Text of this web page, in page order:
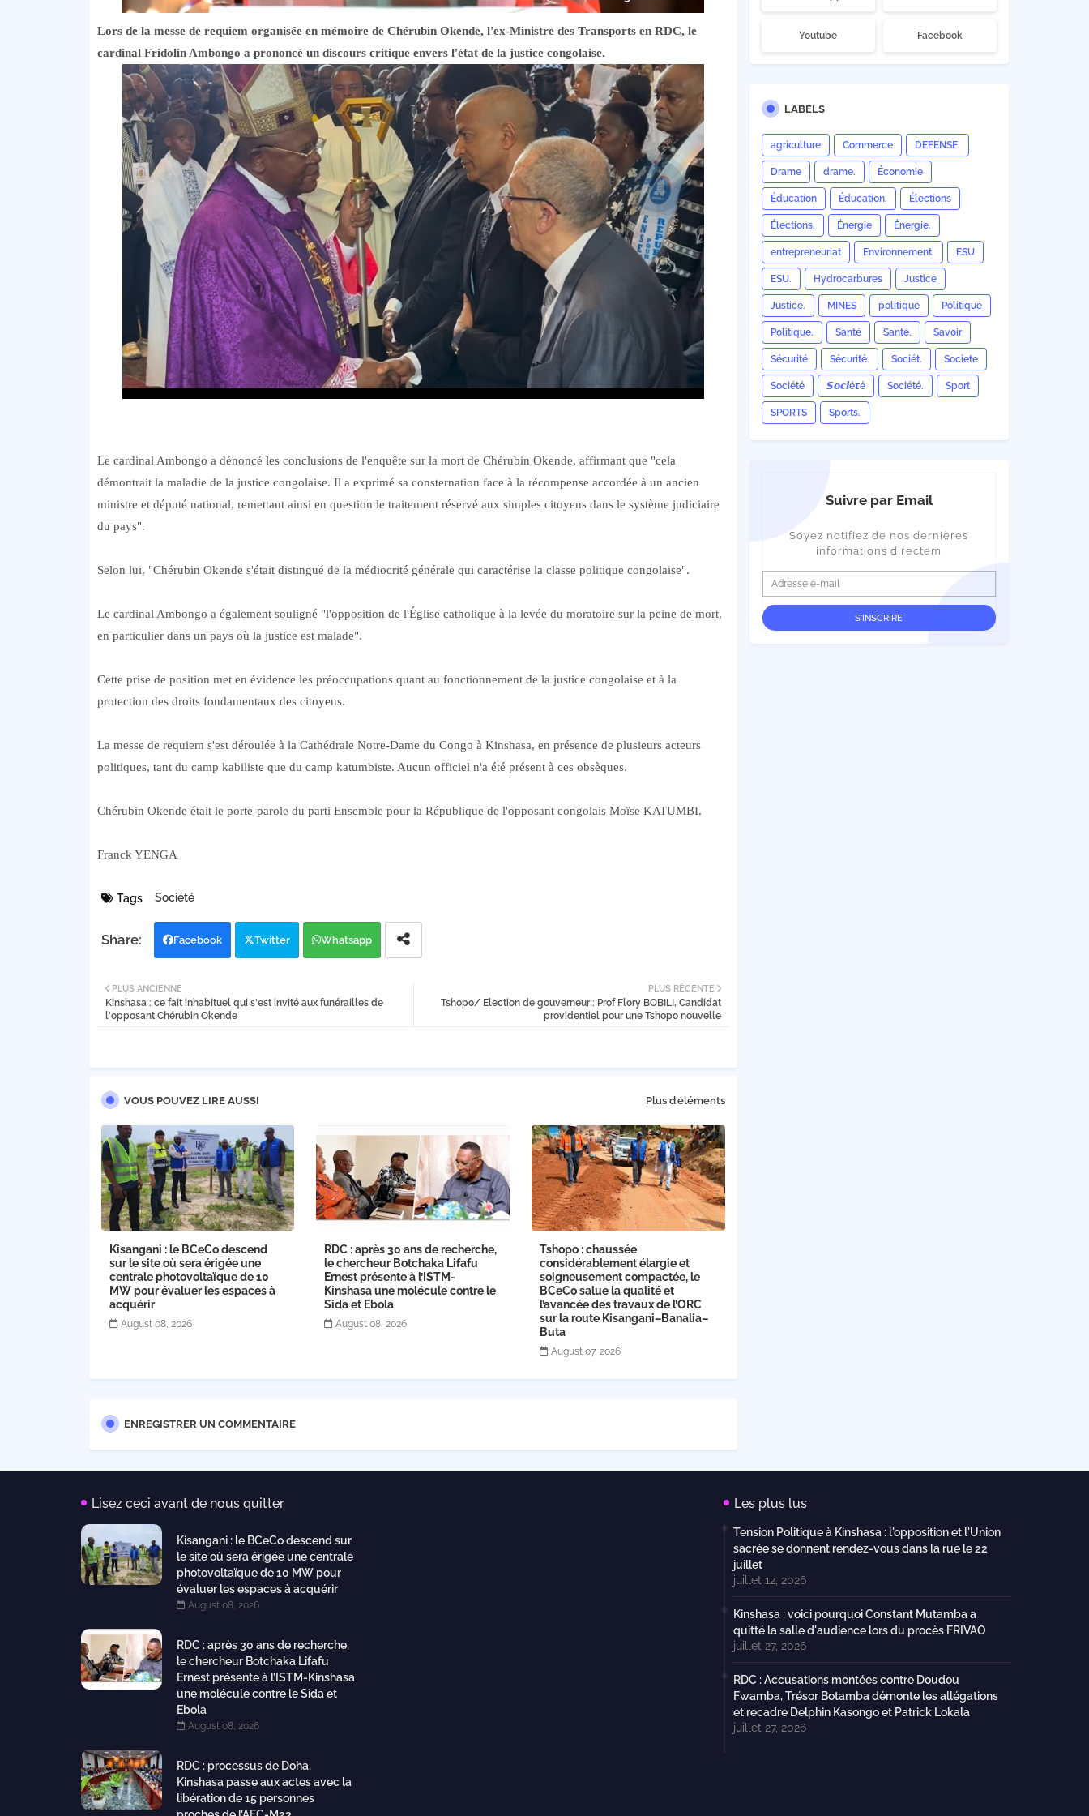
Lors de la messe de requiem organisée en mémoire de Chérubin Okende, l'ex-Ministre des Transports en RDC, le
cardinal Fridolin Ambongo a prononcé un discours critique envers l'état de la justice congolaise.
Le cardinal Ambongo a dénoncé les conclusions de l'enquête sur la mort de Chérubin Okende, affirmant que "cela
démontrait la maladie de la justice congolaise. Il a exprimé sa consternation face à la récompense accordée à un ancien
ministre et député national, remettant ainsi en question le traitement réservé aux simples citoyens dans le système judiciaire
du pays".
Selon lui, "Chérubin Okende s'était distingué de la médiocrité générale qui caractérise la classe politique congolaise".
Le cardinal Ambongo a également souligné "l'opposition de l'Église catholique à la levée du moratoire sur la peine de mort,
en particulier dans un pays où la justice est malade".
Cette prise de position met en évidence les préoccupations quant au fonctionnement de la justice congolaise et à la
protection des droits fondamentaux des citoyens.
La messe de requiem s'est déroulée à la Cathédrale Notre-Dame du Congo à Kinshasa, en présence de plusieurs acteurs
politiques, tant du camp kabiliste que du camp katumbiste. Aucun officiel n'a été présent à ces obsèques.
Chérubin Okende était le porte-parole du parti Ensemble pour la République de l'opposant congolais Moïse KATUMBI.
Franck YENGA
Tags Société
Facebook Twitter Whatsapp
PLUS RÉCENTE
Tshopo/ Election de gouverneur : Prof Flory BOBILI, Candidat
providentiel pour une Tshopo nouvelle
PLUS ANCIENNE
Kinshasa : ce fait inhabituel qui s'est invité aux funérailles de
l'opposant Chérubin Okende
VOUS POUVEZ LIRE AUSSI Plus d'éléments
Kisangani : le BCeCo descend
sur le site où sera érigée une
centrale photovoltaïque de 10
MW pour évaluer les espaces à
acquérir
August 08, 2026
RDC : après 30 ans de recherche,
le chercheur Botchaka Lifafu
Ernest présente à l’ISTM-
Kinshasa une molécule contre le
Sida et Ebola
August 08, 2026
Tshopo : chaussée
considérablement élargie et
soigneusement compactée, le
BCeCo salue la qualité et
l’avancée des travaux de l’ORC
sur la route Kisangani–Banalia–
Buta
August 07, 2026
ENREGISTRER UN COMMENTAIRE
Youtube Facebook
LABELS
agriculture Commerce DEFENSE.
Drame drame. Économie
Éducation Éducation. Élections
Élections. Énergie Énergie.
entrepreneuriat Environnement. ESU
ESU. Hydrocarbures Justice
Justice. MINES politique Politique
Politique. Santé Santé. Savoir
Sécurité Sécurité. Sociét. Societe
Société 𝙎𝙤𝙘𝙞é𝙩é Société. Sport
SPORTS Sports.
Suivre par Email
Soyez notifiez de nos dernières
informations directem
Lisez ceci avant de nous quitter
Kisangani : le BCeCo descend sur
le site où sera érigée une centrale
photovoltaïque de 10 MW pour
évaluer les espaces à acquérir
August 08, 2026
RDC : après 30 ans de recherche,
le chercheur Botchaka Lifafu
Ernest présente à l’ISTM-Kinshasa
une molécule contre le Sida et
Ebola
August 08, 2026
RDC : processus de Doha,
Kinshasa passe aux actes avec la
libération de 15 personnes
Les plus lus
Tension Politique à Kinshasa : l'opposition et l'Union
sacrée se donnent rendez-vous dans la rue le 22
juillet
juillet 12, 2026
Kinshasa : voici pourquoi Constant Mutamba a
quitté la salle d'audience lors du procès FRIVAO
juillet 27, 2026
RDC : Accusations montées contre Doudou
Fwamba, Trésor Botamba démonte les allégations
et recadre Delphin Kasongo et Patrick Lokala
juillet 27, 2026